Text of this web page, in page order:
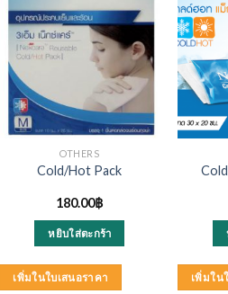
OTHERS
Cold/Hot Pack
180.00฿
หยิบใส่ตะกร้า
เพิ่มในใบเสนอราคา เพิ่มใน